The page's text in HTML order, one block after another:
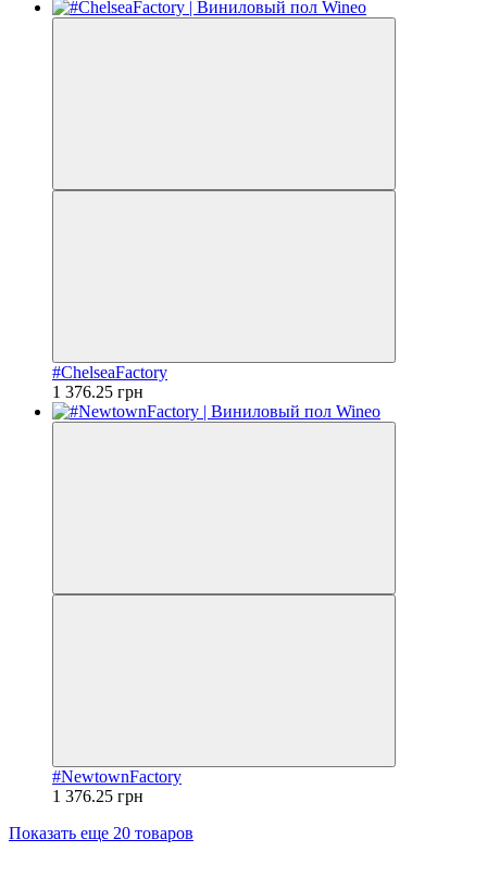
#ChelseaFactory
1 376.25 грн
#NewtownFactory
1 376.25 грн
Показать еще 20 товаров